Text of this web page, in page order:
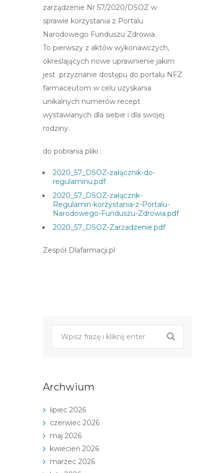
zarządzenie Nr 57/2020/DSOZ w
sprawie korzystania z Portalu
Narodowego Funduszu Zdrowia.
To pierwszy z aktów wykonawczych,
określających nowe uprawnienie jakim
jest przyznanie dostępu do portalu NFZ
farmaceutom w celu uzyskania
unikalnych numerów recept
wystawianych dla siebie i dla swojej
rodziny.
do pobrania pliki :
2020_57_DSOZ-załącznik-do-
regulaminu.pdf
2020_57_DSOZ-załącznk-
Regulamin-korzystania-z-Portalu-
Narodowego-Funduszu-Zdrowia.pdf
2020_57_DSOZ-Zarzadzenie.pdf
Zespół Dlafarmacji.pl
Archwium
lipiec 2026
czerwiec 2026
maj 2026
kwiecień 2026
marzec 2026